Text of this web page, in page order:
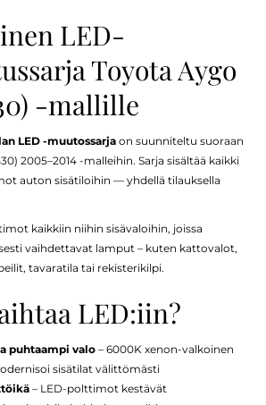
LED-
Toyota Aygo
-mallille
LED -muutossarja on suunniteltu suoraan
2005–2014 -malleihin. Sarja sisältää kaikki
auton sisätiloihin — yhdellä tilauksella
kaikkiin niihin sisävaloihin, joissa
vaihdettavat lamput – kuten kattovalot,
tavaratila tai rekisterikilpi.
LED:iin?
puhtaampi valo – 6000K xenon-valkoinen
sisätilat välittömästi
– LED-polttimot kestävät